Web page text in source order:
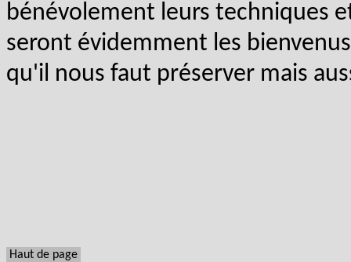
bénévolement leurs techniques
seront évidemment les
qu'il nous faut préserver mais
Haut de page